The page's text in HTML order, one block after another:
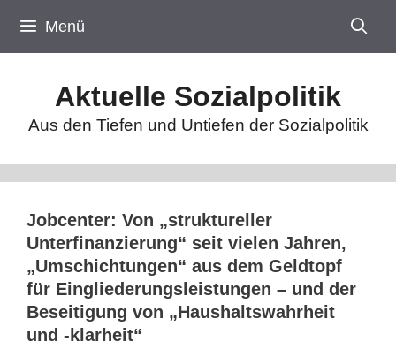
Inhalt
springen
Menü
Aktuelle Sozialpolitik
Aus den Tiefen und Untiefen der Sozialpolitik
Jobcenter: Von „struktureller
Unterfinanzierung“ seit vielen Jahren,
„Umschichtungen“ aus dem Geldtopf
für Eingliederungsleistungen – und der
Beseitigung von „Haushaltswahrheit
und -klarheit“